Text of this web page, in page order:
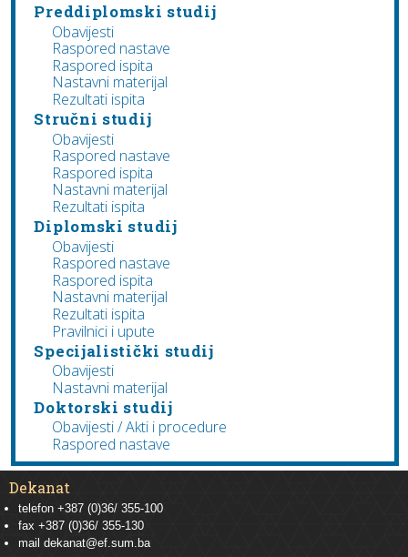
Preddiplomski studij
Obavijesti
Raspored nastave
Raspored ispita
Nastavni materijal
Rezultati ispita
Stručni studij
Obavijesti
Raspored nastave
Raspored ispita
Nastavni materijal
Rezultati ispita
Diplomski studij
Obavijesti
Raspored nastave
Raspored ispita
Nastavni materijal
Rezultati ispita
Pravilnici i upute
Specijalistički studij
Obavijesti
Nastavni materijal
Doktorski studij
Obavijesti / Akti i procedure
Raspored nastave
Dekanat
telefon +387 (0)36/ 355-100
fax +387 (0)36/ 355-130
mail dekanat@ef.sum.ba